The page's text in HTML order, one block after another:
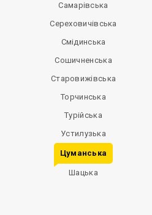
Самарівська
Сереховичівська
Смідинська
Сошичненська
Старовижівська
Торчинська
Турійська
Устилузька
Цуманська
Шацька